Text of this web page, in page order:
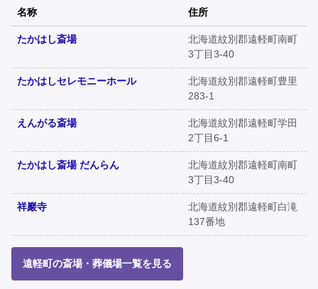
名称 住所
たかはし斎場
北海道紋別郡遠軽町南町
3丁目3-40
たかはしセレモニーホール
北海道紋別郡遠軽町豊里
283-1
えんがる斎場
北海道紋別郡遠軽町学田
2丁目6-1
たかはし斎場 だんらん
北海道紋別郡遠軽町南町
3丁目3-40
祥巖寺
北海道紋別郡遠軽町白滝
137番地
遠軽町の斎場・葬儀場一覧を見る